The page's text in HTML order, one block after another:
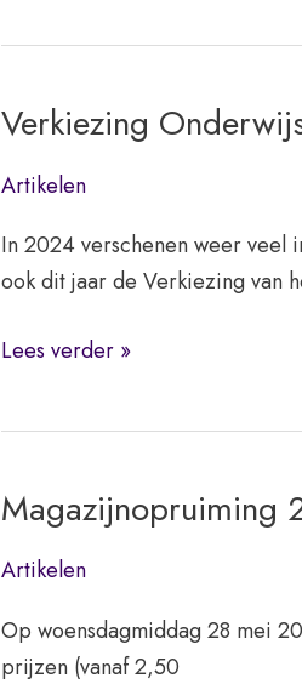
Verkiezing
Artikelen
In 2024 verschenen weer veel
ook dit jaar de Verkiezing van
Verkiezing
Jaar
2024
Lees verder »
Magazijnopruiming
Artikelen
Op woensdagmiddag 28 mei
prijzen (vanaf 2,50